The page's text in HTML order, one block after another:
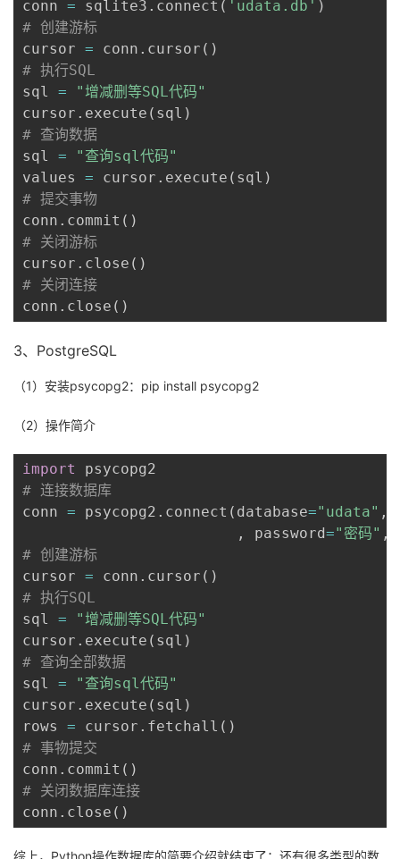
conn = sqlite3 . connect ( 'udata.db' )
# 创建游标
cursor = conn . cursor ( )
# 执行SQL
sql =
"增减删等SQL代码"
cursor . execute ( sql )
# 查询数据
sql =
"查询sql代码"
values = cursor . execute ( sql )
# 提交事物
conn . commit ( )
# 关闭游标
cursor . close ( )
# 关闭连接
conn . close ( )
3、PostgreSQL
（1）安装psycopg2：pip install psycopg2
（2）操作简介
import
# 连接数据库
conn = psycopg2 . connect ( database="udata" ,
,
password="密码" ,
# 创建游标
cursor = conn . cursor ( )
# 执行SQL
sql =
"增减删等SQL代码"
cursor . execute ( sql )
# 查询全部数据
sql =
"查询sql代码"
cursor . execute ( sql )
rows = cursor . fetchall ( )
# 事物提交
conn . commit ( )
# 关闭数据库连接
conn . close ( )
综上，Python操作数据库的简要介绍就结束了；还有很多类型的数